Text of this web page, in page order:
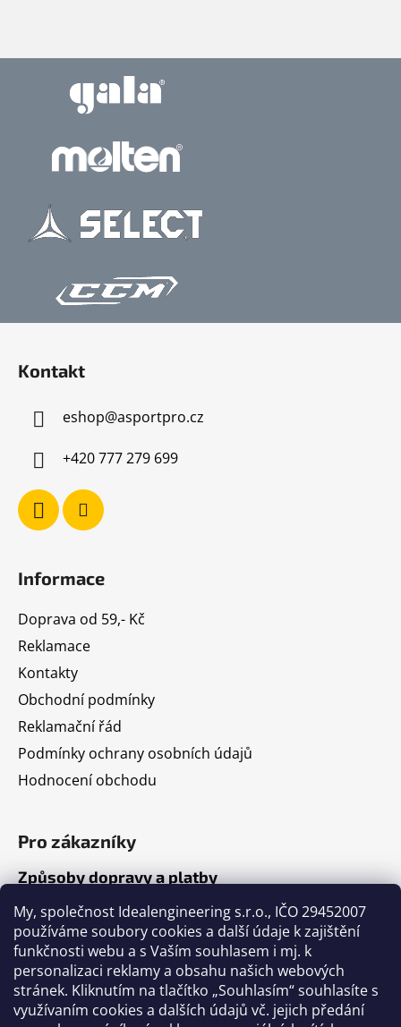
My, společnost Idealengineering s.r.o., IČO 29452007
používáme soubory cookies a další údaje k zajištění
funkčnosti webu a s Vaším souhlasem i mj. k
personalizaci reklamy a obsahu našich webových
stránek. Kliknutím na tlačítko „Souhlasím“ souhlasíte s
využívaním cookies a dalších údajů vč. jejich předání
Kontakt
eshop@asportpro.cz
+420 777 279 699
Informace
Doprava od 59,- Kč
Reklamace
Kontakty
Obchodní podmínky
Reklamační řád
Podmínky ochrany osobních údajů
Hodnocení obchodu
Pro zákazníky
Způsoby dopravy a platby
Jak nakupovat
Články
Výběr volejbalového míče